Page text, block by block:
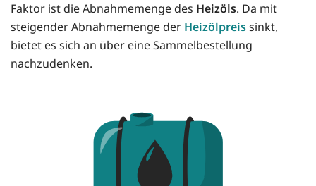
Faktor ist die Abnahmemenge des Heizöls. Da mit
steigender Abnahmemenge der Heizölpreissinkt,
bietet es sich an über eine Sammelbestellung
nachzudenken.